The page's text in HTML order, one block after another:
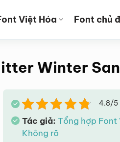
Việt Hóa Font chủ
Winter
4.8/5
Tác giả: Tổng hợp
Không rõ